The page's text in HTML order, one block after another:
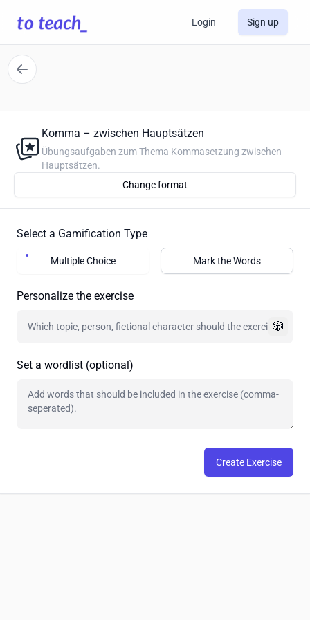
Login Sign up
Komma – zwischen Hauptsätzen
Übungsaufgaben zum Thema Kommasetzung zwischen
Hauptsätzen.
Change format
Select a Gamification Type
Multiple Choice Mark the Words
Personalize the exercise
🎲
Set a wordlist (optional)
Create Exercise